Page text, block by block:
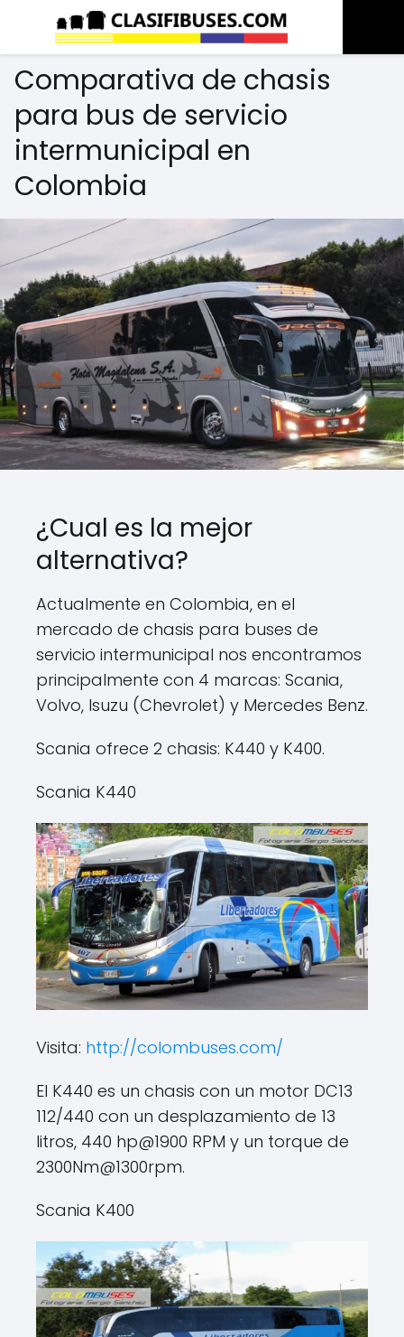
Comparativa de chasis
para bus de servicio
intermunicipal en
Colombia
¿Cual es la mejor
alternativa?
Actualmente en Colombia, en el
mercado de chasis para buses de
servicio intermunicipal nos encontramos
principalmente con 4 marcas: Scania,
Volvo, Isuzu (Chevrolet) y Mercedes Benz.
Scania ofrece 2 chasis: K440 y K400.
Scania K440
Visita: http://colombuses.com/
El K440 es un chasis con un motor DC13
112/440 con un desplazamiento de 13
litros, 440 hp@1900 RPM y un torque de
2300Nm@1300rpm.
Scania K400